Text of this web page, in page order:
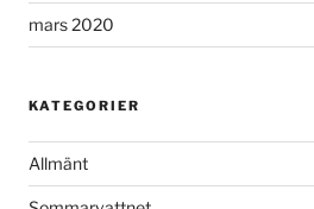
mars 2020
KATEGORIER
Allmänt